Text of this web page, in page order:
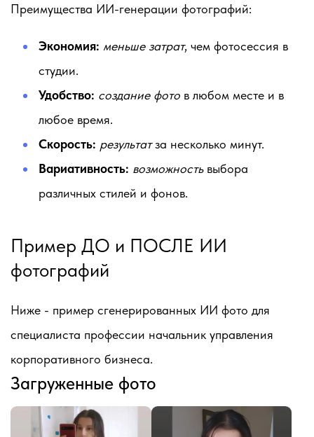
Преимущества ИИ-генерации фотографий:
Экономия: меньше затрат, чем фотосессия в
студии.
Удобство: создание фото в любом месте и в
любое время.
Скорость: результатза несколько минут.
Вариативность: возможностьвыбора
различных стилей и фонов.
Пример ДО и ПОСЛЕ ИИ
фотографий
Ниже - пример сгенерированных ИИ фото для
специалиста профессии начальник управления
корпоративного бизнеса.
Загруженные фото